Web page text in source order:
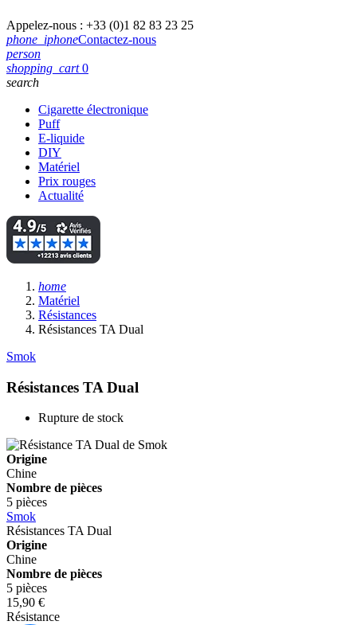
Appelez-nous : +33 (0)1 82 83 23 25
phone_iphoneContactez-nous
person
shopping_cart 0
search
Cigarette électronique
Puff
E-liquide
DIY
Matériel
Prix rouges
Actualité
home
Matériel
Résistances
Résistances TA Dual
Smok
Résistances TA Dual
Rupture de stock
Origine
Chine
Nombre de pièces
5 pièces
Smok
Résistances TA Dual
Origine
Chine
Nombre de pièces
5 pièces
15,90 €
Résistance